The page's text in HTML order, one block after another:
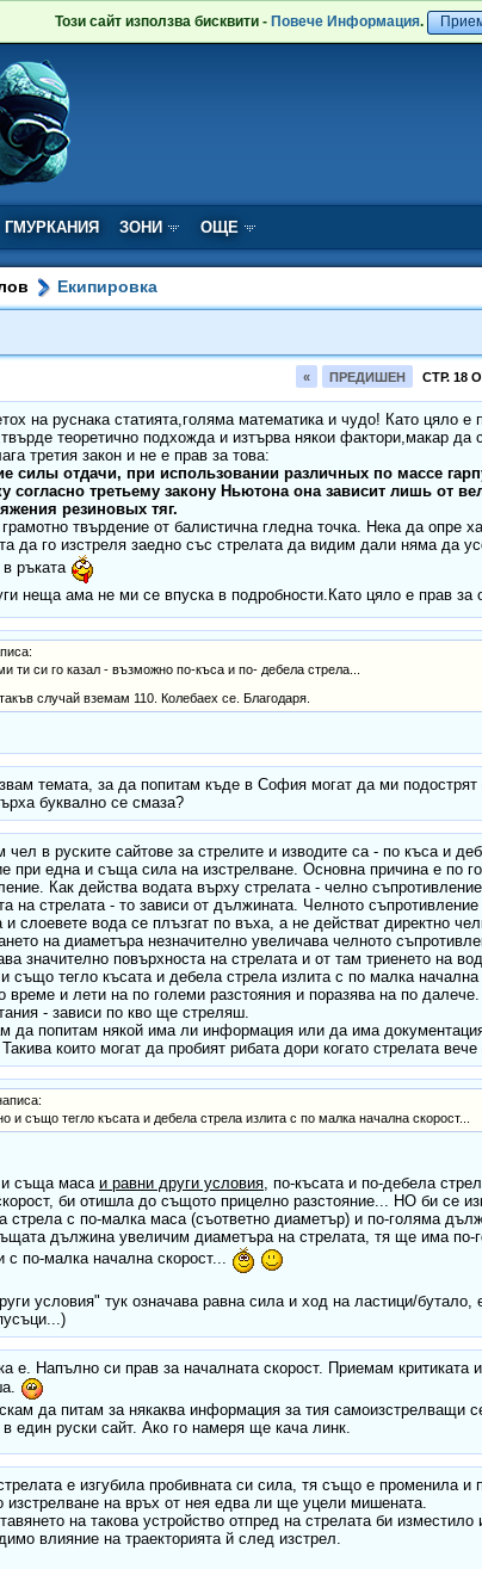
Този сайт използва бисквити - Повече Информация.
ГМУРКАНИЯ ЗОНИ ОЩЕ
Екипировка
« ПРЕДИШЕН СТР. 18
на руснака статията,голяма математика и чудо! Като цяло е
теоретично подхожда и изтърва някои фактори,макар да
третия закон и не е прав за това:
силы отдачи, при использовании различных по массе
согласно третьему закону Ньютона она зависит лишь от
резиновых тяг.
твърдение от балистична гледна точка. Нека да опре
да го изстреля заедно със стрелата да видим дали няма да
ръката
неща ама не ми се впуска в подробности.Като цяло е прав за
ти си го казал - възможно по-къса и по- дебела стрела...
случай вземам 110. Колебаех се. Благодаря.
темата, за да попитам къде в София могат да ми подострят
буквално се смаза?
чел в руските сайтове за стрелите и изводите са - по къса и
при една и съща сила на изстрелване. Основна причина е по
Как действа водата върху стрелата - челно
на стрелата - то зависи от дължината. Челното
и слоевете вода се плъзгат по въха, а не действат директно
на диаметъра незначително увеличава челното
значително повърхноста на стрелата и от там триенето на
също тегло късата и дебела стрела излита с по малка начална
време и лети на по големи разстояния и поразява на по
- зависи по кво ще стреляш.
да попитам някой има ли информация или да има
които могат да пробият рибата дори когато стрелата
и също тегло късата и дебела стрела излита с по малка начална скорост...
и съща масаи равни други условия, по-късата и по-дебела
би отишла до същото прицелно разстояние... НО би се
стрела с по-малка маса (съответно диаметър) и по-голяма
дължина увеличим диаметъра на стрелата, тя ще има по-
с по-малка начална скорост...
условия" тук означава равна сила и ход на ластици/
е. Напълно си прав за началната скорост. Приемам
да питам за някаква информация за тия самоизстрелващи
в един руски сайт. Ако го намеря ще кача линк.
е изгубила пробивната си сила, тя също е променила и
изстрелване на връх от нея едва ли ще уцели мишената.
на такова устройство отпред на стрелата би
влияние на траекторията й след изстрел.